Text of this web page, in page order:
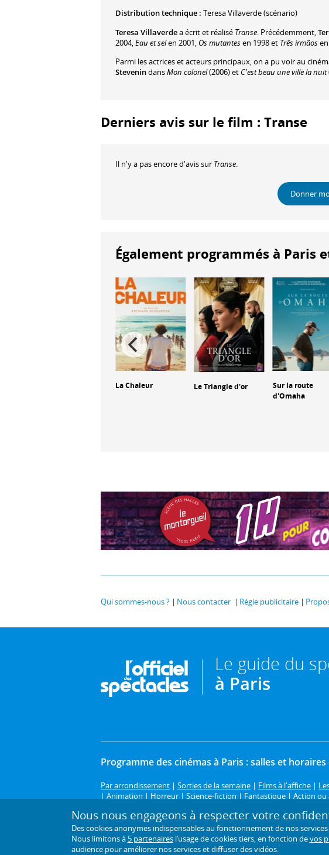
Distribution technique : Teresa Villaverde(scénario)
Teresa Villaverdea écrit et réalisé Transe. Précédemment,
2004,Eau et selen 2001, Os mutantesen 1998 et Três irmãos
Parmi les actrices et acteurs principaux, on a pu voir au
StevenindansMon colonel(2006) et C'est beau une ville la nuit
Derniers avis sur le film : Transe
Il n'y a pas encore d'avis sur Transe.
Donner
Également programmés à Paris
La Chaleur Le Triangle d'or
Sur la route
d'Omaha
Qui sommes-nous ? Nous contacter Régie publicitaire
Le guide du
à Paris
Programme des cinémas à Paris : salles et horaires
Par arrondissement | Sorties de la semaine | Films à l'affiche |
| Animation | Horreur | Science-fiction | Fantastique | Action
Le cinéma à Paris, c'est sur L'Officiel des spectacles ! Retrouvez
complet des salles de cinéma de Paris et des départements
Nous nous engageons à respecter votre
Des cookies anonymes indispensables au fonctionnement de nos
Nous limitons à 5 partenairesl’usage de cookies tiers, en fonction devos
audience pour améliorer nos services et diffuser des vidéos.